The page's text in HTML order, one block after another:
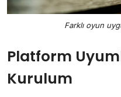
Farklı oyun
Platform
Kurulum